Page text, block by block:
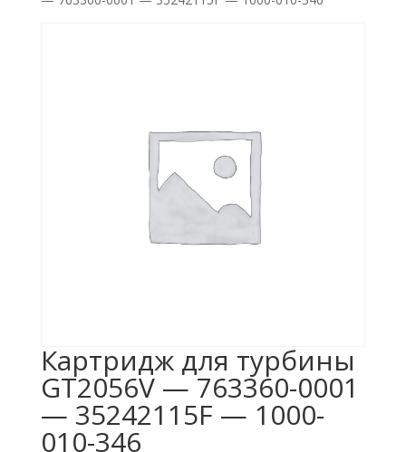
Картридж для турбины
GT2056V — 763360-0001
— 35242115F — 1000-
010-346